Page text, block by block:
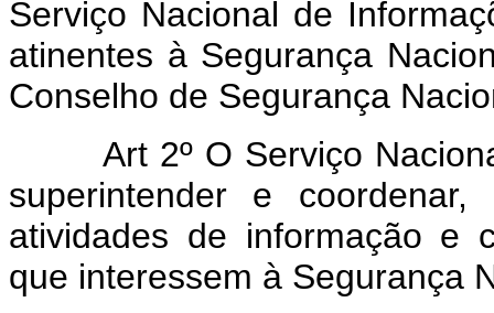
Serviço Nacional de
atinentes à Segurança
Conselho de Segurança
Art 2º O Serviço
superintender e
atividades de informação e
que interessem à Segurança